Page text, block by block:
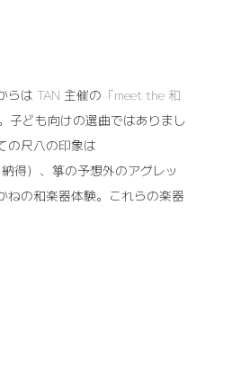
らはTAN 主催の 「meet the 和
子ども向けの選曲ではありまし
の尺八の印象は
得）、箏の予想外のアグレッ
ねの和楽器体験。これらの楽器